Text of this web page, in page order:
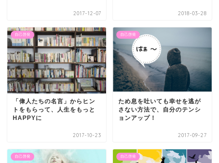
2017-12-07 2018-03-28
自己啓発
「偉人たちの名言」からヒン
トをもらって、人生をもっと
HAPPYに
2017-10-23
自己啓発
ため息を吐いても幸せを逃が
さない方法で、自分のテンシ
ョンアップ！
2017-09-27
自己啓発 自己啓発